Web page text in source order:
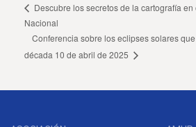
Descubre los secretos de la cartografía
Nacional
Conferencia sobre los eclipses solares
década 10 de abril de 2025